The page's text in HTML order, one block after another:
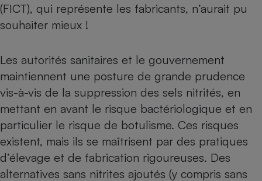
(FICT), qui représente les fabricants, n’aurait pu
souhaiter mieux !
Les autorités sanitaires et le gouvernement
maintiennent une posture de grande prudence
vis-à-vis de la suppression des sels nitrités, en
mettant en avant le risque bactériologique et en
particulier le risque de botulisme. Ces risques
existent, mais ils se maîtrisent par des pratiques
d’élevage et de fabrication rigoureuses. Des
alternatives sans nitrites ajoutés (y compris sans